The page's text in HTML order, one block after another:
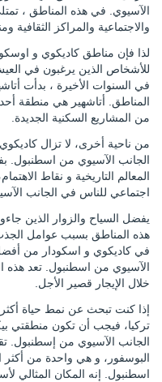
الآسيوي. في هذه المناطق ،
والاجتماعية والمراكز الثقافية
لذا فإن مناطق كاديكوي و
للأشخاص الذين يرغبون في
في السنوات الأخيرة ، بدأت
المناطق. أتاشهير هي منطقة
من المشاريع السكنية الجديدة.
من ناحية أخرى، لا تزال
الجانب الآسيوي من اسطنبول.
المعالم التاريخية و نقاط
اجتماعي للناس في الجانب
يفضل السياح والزوار الذين
هذه المناطق بسبب عوامل
في كاديكوي و اسكودار من أفضل
الآسيوي من اسطنبول. تعد هذه
خلال الإيجار قصير الأجل.
إذا كنت تبحث عن نمط حياة أكثر
تركيا، فيجب أن تكون منطقتي
الجانب الآسيوي من إسطنبول.
البوسفور، و هي واحدة من
اسطنبول. إنه المكان المثالي